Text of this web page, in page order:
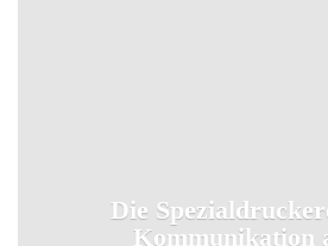
Die
Kommunikation